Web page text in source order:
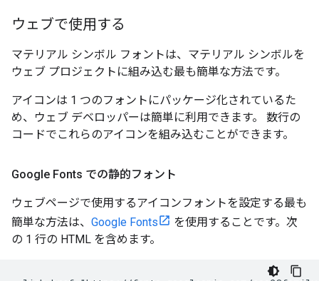
ウェブで使用する
マテリアル シンボル フォントは、マテリアル シンボルを
ウェブ プロジェクトに組み込む最も簡単な方法です。
アイコンは 1 つのフォントにパッケージ化されているた
め、ウェブ デベロッパーは簡単に利用できます。 数行の
コードでこれらのアイコンを組み込むことができます。
Google Fonts での静的フォント
ウェブページで使用するアイコンフォントを設定する最も
簡単な方法は、 Google Fonts
を使用することです。次
の 1 行の HTML を含めます。